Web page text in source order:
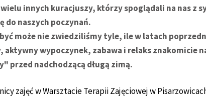
innych kuracjuszy, którzy spoglądali na nas z
do naszych poczynań.
może nie zwiedziliśmy tyle, ile w latach
aktywny wypoczynek, zabawa i relaks znakomicie
przed nadchodzącą długą zimą.
zajęć w Warsztacie Terapii Zajęciowej w